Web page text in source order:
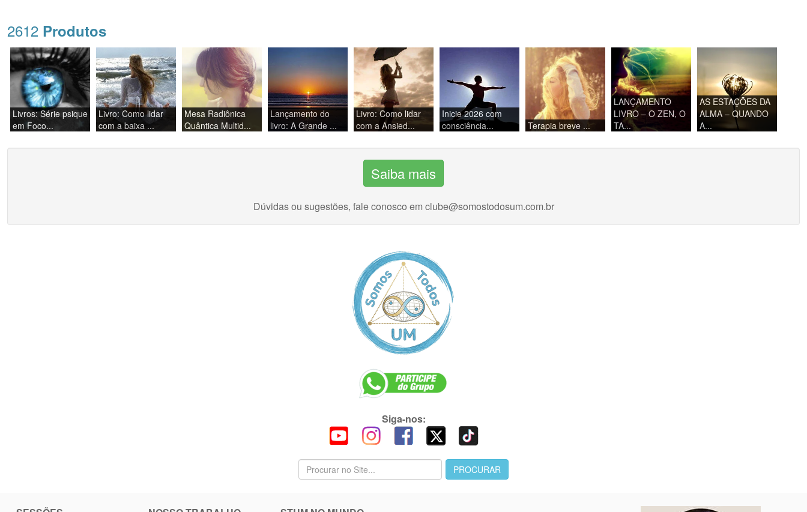
2612 Produtos
Livros: Série psique
em Foco...
Livro: Como lidar
com a baixa ...
Mesa Radiônica
Quântica Multid...
Lançamento do
livro: A Grande ...
Livro: Como lidar
com a Ansied...
Inicie 2026 com
consciência...
Terapia breve ...
LANÇAMENTO
LIVRO – O ZEN, O
TA...
AS ESTAÇÕES DA
ALMA – QUANDO
A...
Saiba mais
Dúvidas ou sugestões, fale conosco em clube@somostodosum.com.br
Siga-nos: